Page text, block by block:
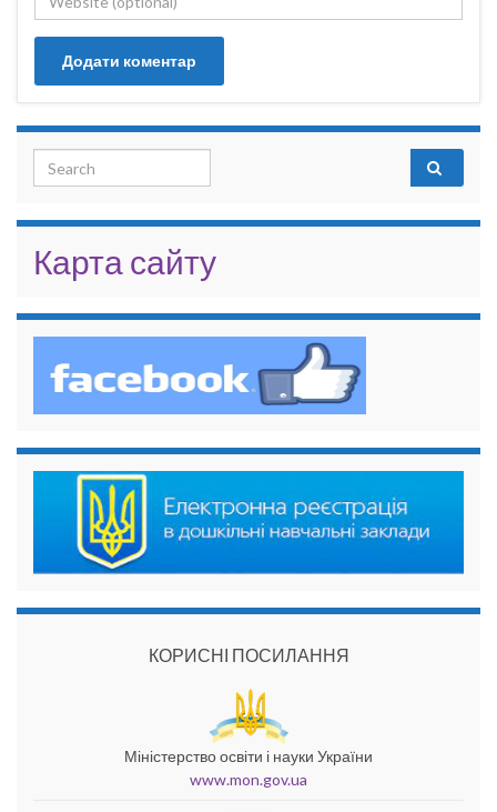
Search for:
Карта сайту
КОРИСНІ ПОСИЛАННЯ
Міністерство освіти і науки України
www.mon.gov.ua